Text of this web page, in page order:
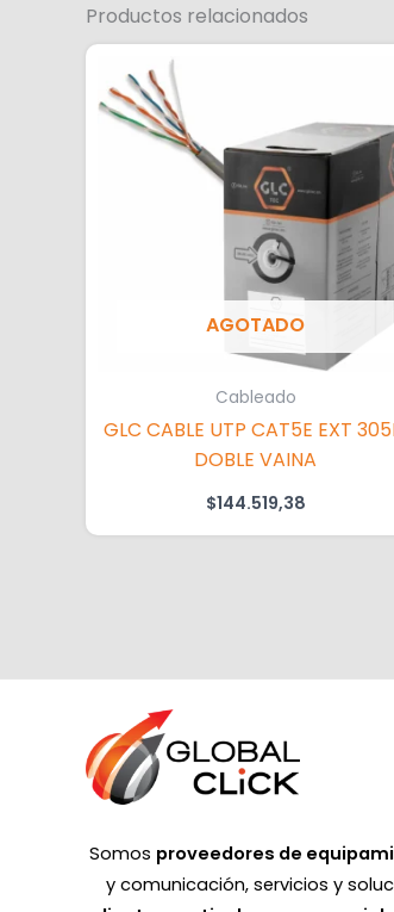
Productos relacionados
AGOTADO
Cableado
GLC CABLE UTP CAT5E EXT
DOBLE VAINA
$144.519,38
Somos proveedores de
y comunicación, servicios y